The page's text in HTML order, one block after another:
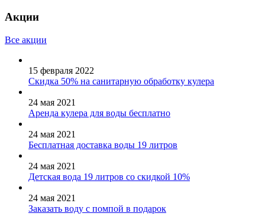
Акции
Все акции
15 февраля 2022
Скидка 50% на санитарную обработку кулера
24 мая 2021
Аренда кулера для воды бесплатно
24 мая 2021
Бесплатная доставка воды 19 литров
24 мая 2021
Детская вода 19 литров со скидкой 10%
24 мая 2021
Заказать воду с помпой в подарок